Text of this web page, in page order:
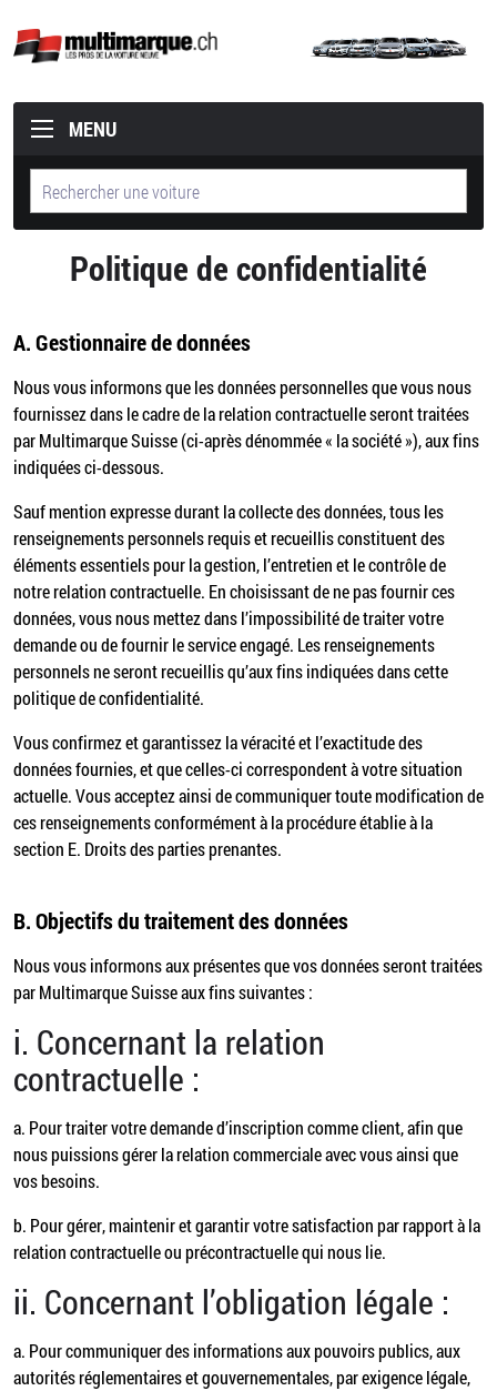
MENU
Politique de confidentialité
A.Gestionnaire de données
Nous vous informons que les données personnelles que vous nous
fournissez dans le cadre de la relation contractuelle seront traitées
par Multimarque Suisse (ci-après dénommée « la société »), aux fins
indiquées ci-dessous.
Sauf mention expresse durant la collecte des données, tous les
renseignements personnels requis et recueillis constituent des
éléments essentiels pour la gestion, l’entretien et le contrôle de
notre relation contractuelle. En choisissant de ne pas fournir ces
données, vous nous mettez dans l’impossibilité de traiter votre
demande ou de fournir le service engagé. Les renseignements
personnels ne seront recueillis qu’aux fins indiquées dans cette
politique de confidentialité.
Vous confirmez et garantissez la véracité et l’exactitude des
données fournies, et que celles-ci correspondent à votre situation
actuelle. Vous acceptez ainsi de communiquer toute modification de
ces renseignements conformément à la procédure établie à la
section E. Droits des parties prenantes.
B.Objectifs du traitement des données
Nous vous informons aux présentes que vos données seront traitées
par Multimarque Suisse aux fins suivantes :
i. Concernant la relation
contractuelle :
a. Pour traiter votre demande d’inscription comme client, afin que
nous puissions gérer la relation commerciale avec vous ainsi que
vos besoins.
b. Pour gérer, maintenir et garantir votre satisfaction par rapport à la
relation contractuelle ou précontractuelle qui nous lie.
ii. Concernant l’obligation légale :
a. Pour communiquer des informations aux pouvoirs publics, aux
autorités réglementaires et gouvernementales, par exigence légale,